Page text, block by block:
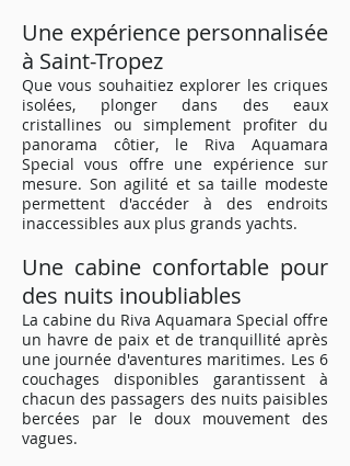
Une expérience personnalisée
à Saint-Tropez
Que vous souhaitiez explorer les criques
isolées, plonger dans des eaux
cristallines ou simplement profiter du
panorama côtier, le Riva Aquamara
Special vous offre une expérience sur
mesure. Son agilité et sa taille modeste
permettent d'accéder à des endroits
inaccessibles aux plus grands yachts.
Une cabine confortable pour
des nuits inoubliables
La cabine du Riva Aquamara Special offre
un havre de paix et de tranquillité après
une journée d'aventures maritimes. Les 6
couchages disponibles garantissent à
chacun des passagers des nuits paisibles
bercées par le doux mouvement des
vagues.